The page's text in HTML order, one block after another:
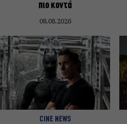
πιο κοντά
08.08.2026
CINE NEWS